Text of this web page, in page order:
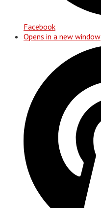
Facebook
Opens in a new window